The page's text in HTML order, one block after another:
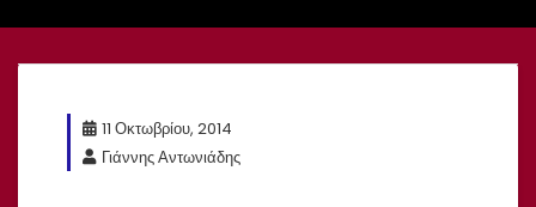
11 Οκτωβρίου, 2014
Γιάννης Αντωνιάδης